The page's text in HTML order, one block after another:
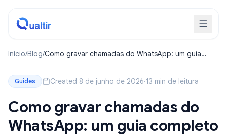
Início/Blog/Como gravar chamadas do WhatsApp: um guia
Guides Created 8 de junho de 2026·13 min de leitura
Como gravar chamadas do
WhatsApp: um guia completo